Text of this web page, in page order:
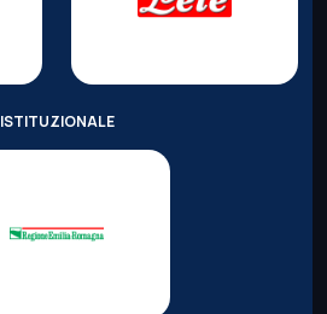
ISTITUZIONALE